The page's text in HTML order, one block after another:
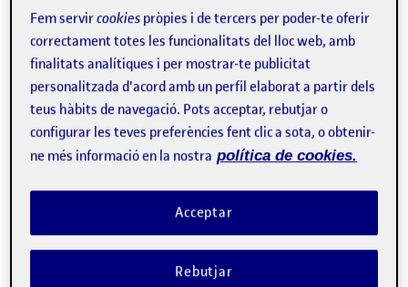
exemples, del que son una inspiració per mi.
Segur que vosaltres també coneixeu mès
exemples.
Misako Flodin:
Fem servircookies pròpies i de tercers per poder-te oferir
correctament totes les funcionalitats del lloc web, amb
finalitats analítiques i per mostrar-te publicitat
personalitzada d'acord amb un perfil elaborat a partir dels
teus hàbits de navegació. Pots acceptar, rebutjar o
configurar les teves preferències fent clic a sota, o obtenir-
ne més informació en la nostra política de cookies.
Rebutjar
Acceptar